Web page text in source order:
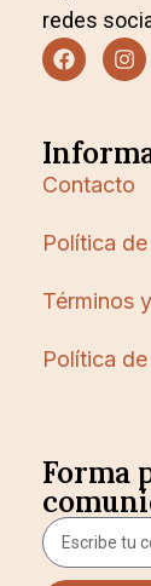
redes
Contacto
Política
Términos
Política
Forma